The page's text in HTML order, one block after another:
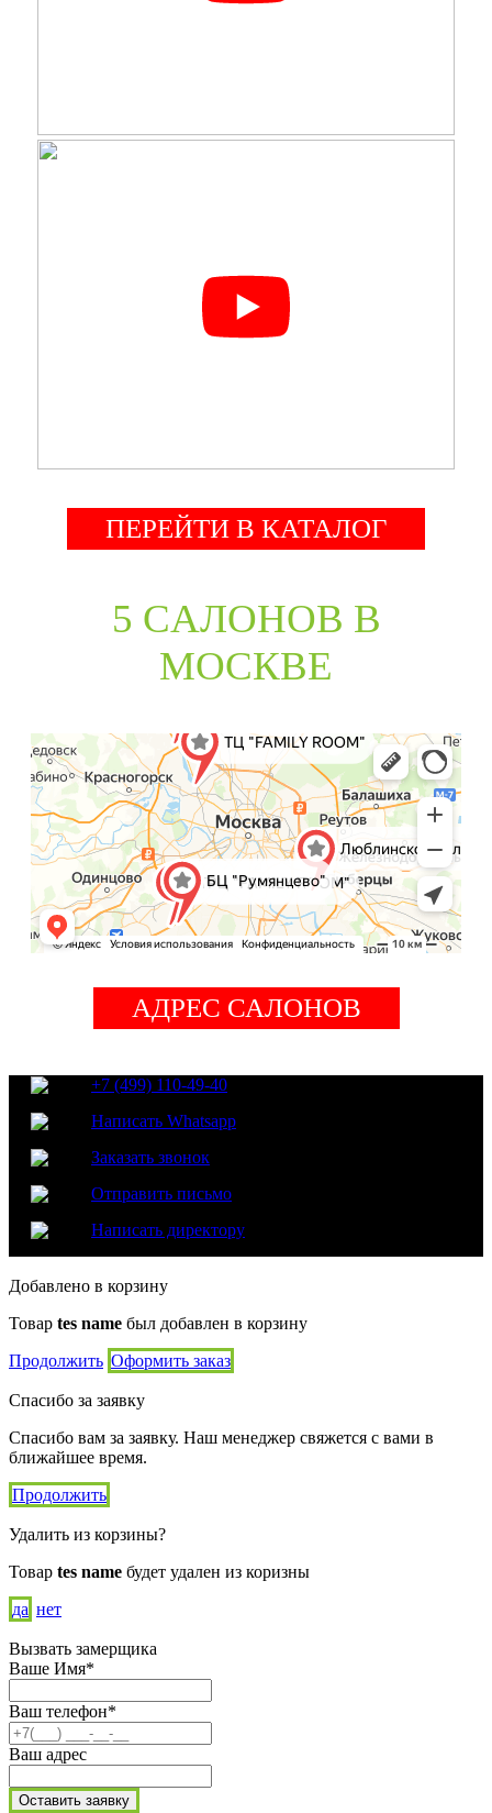
ПЕРЕЙТИ В КАТАЛОГ
5 CАЛОНОВ В
МОСКВЕ
АДРЕС САЛОНОВ
+7 (499) 110-49-40
Написать Whatsapp
Заказать звонок
Отправить письмо
Написать директору
Добавлено в корзину
Товар tes name был добавлен в корзину
Продолжить Оформить заказ
Спасибо за заявку
Спасибо вам за заявку. Наш менеджер свяжется с вами в
ближайшее время.
Продолжить
Удалить из корзины?
Товар tes name будет удален из коризны
да нет
Вызвать замерщика
Ваше Имя*
Ваш телефон*
Ваш адрес
Оставить заявку